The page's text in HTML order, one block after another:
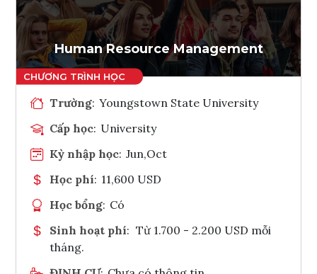
Tham vấn Interlink
Human Resource Management
Trường: Youngstown State University
Cấp học: University
Kỳ nhập học: Jun,Oct
Học phí: 11,600 USD
Học bổng: Có
Sinh hoạt phí: Từ 1.700 - 2.200 USD mỗi
tháng.